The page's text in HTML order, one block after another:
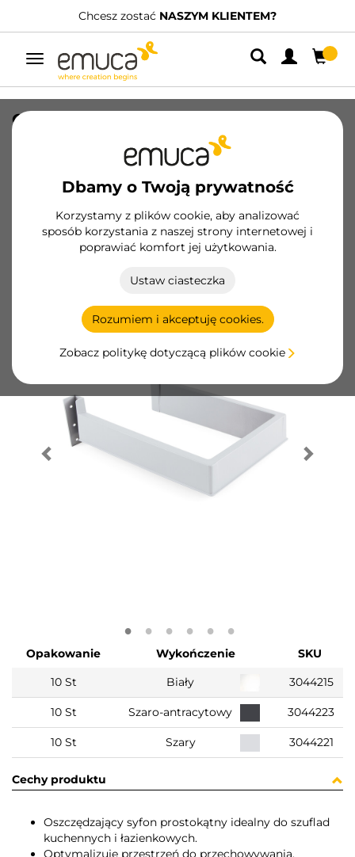
Chcesz zostać NASZYM KLIENTEM?
Przełącz
nawigację
Dbamy o Twoją prywatność
Korzystamy z plików cookie, aby analizować
sposób korzystania z naszej strony internetowej i
poprawiać komfort jej użytkowania.
Ustaw ciasteczka
Rozumiem i akceptuję cookies.
Zobacz politykę dotyczącą plików cookie
Osłona prostokątna na syfon do
Zostań klientem
Karta produktu
Opakowanie Wykończenie
SKU
10 St
Biały 3044215
10 St Szaro-antracytowy 3044223
10 St Szary 3044221
Cechy produktu
Oszczędzający syfon prostokątny idealny do szuflad
kuchennych i łazienkowych.
Optymalizuje przestrzeń do przechowywania,